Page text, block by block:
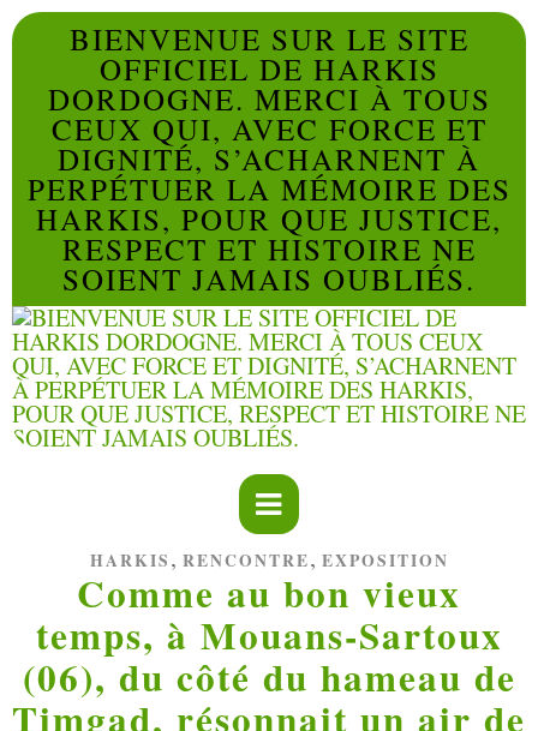
BIENVENUE SUR LE SITE
OFFICIEL DE HARKIS
DORDOGNE. MERCI À TOUS
CEUX QUI, AVEC FORCE ET
DIGNITÉ, S’ACHARNENT À
PERPÉTUER LA MÉMOIRE DES
HARKIS, POUR QUE JUSTICE,
RESPECT ET HISTOIRE NE
SOIENT JAMAIS OUBLIÉS.
HARKIS , RENCONTRE, EXPOSITION
Comme au bon vieux
temps, à Mouans-Sartoux
(06), du côté du hameau de
Timgad, résonnait un air de